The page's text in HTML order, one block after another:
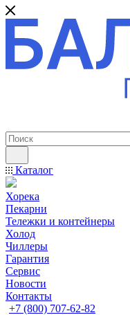
Каталог
Хорека
Пекарни
Тележки и контейнеры
Холод
Чиллеры
Гарантия
Сервис
Новости
Контакты
+7 (800) 707-62-82